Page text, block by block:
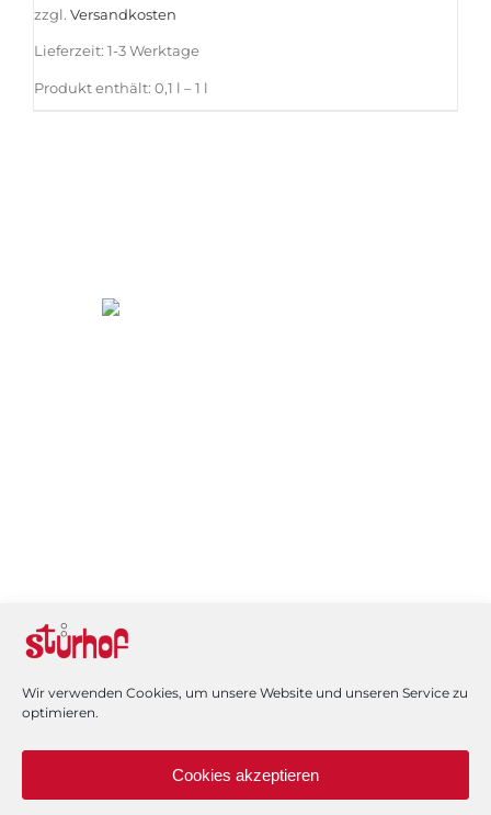
Wir verwenden Cookies, um unsere Website und unseren Service zu
optimieren.
Cookies akzeptieren
zzgl. Versandkosten
Lieferzeit: 1-3 Werktage
Produkt enthält: 0,1 l – 1 l
ECHTHEIT VON BEWERTUNGEN